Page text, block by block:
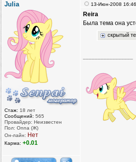
Julia
Стаж: 18 лет
Сообщений: 565
Провайдер: Неизвестен
Пол: Onna (Ж)
Он-лайн: Нет
Карма: +0.01
13-Июн-2008 16:46
Reira
Была тема она
скрытый